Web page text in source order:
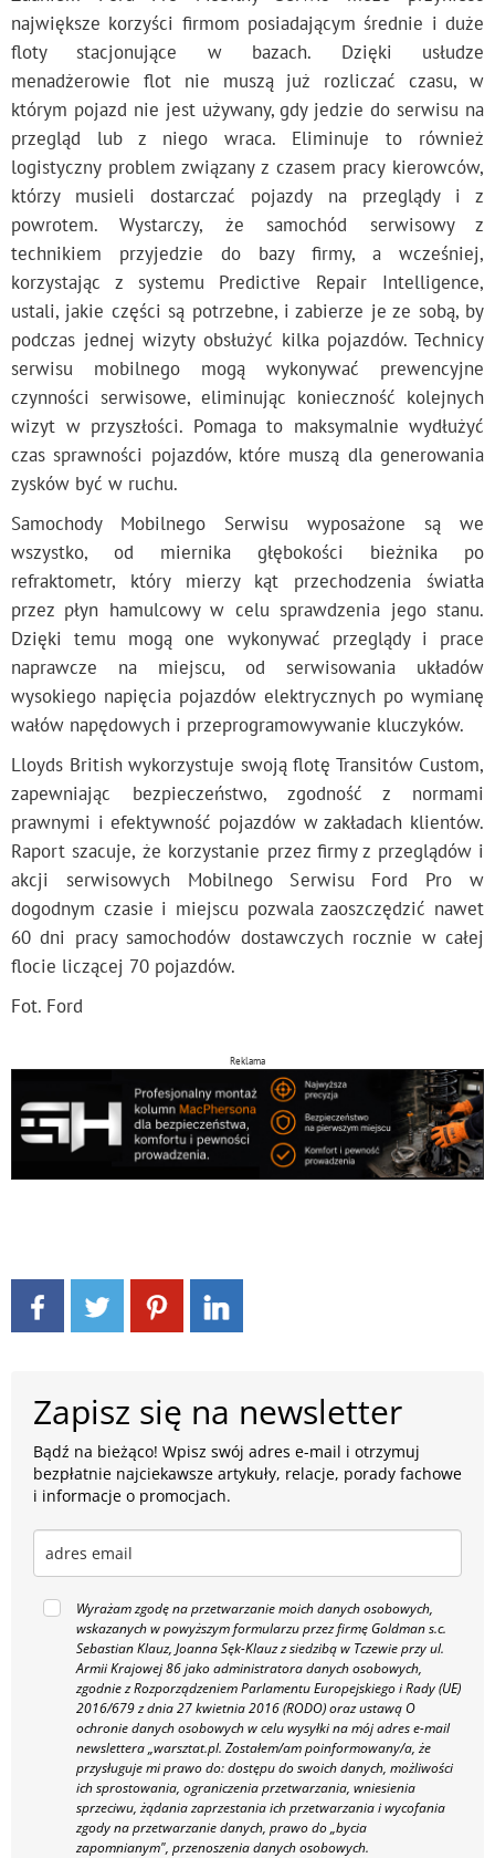
największe korzyści firmom posiadającym średnie i duże
floty stacjonujące w bazach. Dzięki usłudze
menadżerowie flot nie muszą już rozliczać czasu, w
którym pojazd nie jest używany, gdy jedzie do serwisu na
przegląd lub z niego wraca. Eliminuje to również
logistyczny problem związany z czasem pracy kierowców,
którzy musieli dostarczać pojazdy na przeglądy i z
powrotem. Wystarczy, że samochód serwisowy z
technikiem przyjedzie do bazy firmy, a wcześniej,
korzystając z systemu Predictive Repair Intelligence,
ustali, jakie części są potrzebne, i zabierze je ze sobą, by
podczas jednej wizyty obsłużyć kilka pojazdów. Technicy
serwisu mobilnego mogą wykonywać prewencyjne
czynności serwisowe, eliminując konieczność kolejnych
wizyt w przyszłości. Pomaga to maksymalnie wydłużyć
czas sprawności pojazdów, które muszą dla generowania
zysków być w ruchu.
Samochody Mobilnego Serwisu wyposażone są we
wszystko, od miernika głębokości bieżnika po
refraktometr, który mierzy kąt przechodzenia światła
przez płyn hamulcowy w celu sprawdzenia jego stanu.
Dzięki temu mogą one wykonywać przeglądy i prace
naprawcze na miejscu, od serwisowania układów
wysokiego napięcia pojazdów elektrycznych po wymianę
wałów napędowych i przeprogramowywanie kluczyków.
Lloyds British wykorzystuje swoją flotę Transitów Custom,
zapewniając bezpieczeństwo, zgodność z normami
prawnymi i efektywność pojazdów w zakładach klientów.
Raport szacuje, że korzystanie przez firmy z przeglądów i
akcji serwisowych Mobilnego Serwisu Ford Pro w
dogodnym czasie i miejscu pozwala zaoszczędzić nawet
60 dni pracy samochodów dostawczych rocznie w całej
flocie liczącej 70 pojazdów.
Fot. Ford
Reklama
Zapisz się na newsletter
Bądź na bieżąco! Wpisz swój adres e-mail i otrzymuj
bezpłatnie najciekawsze artykuły, relacje, porady fachowe
i informacje o promocjach.
Wyrażam zgodę na przetwarzanie moich danych osobowych,
wskazanych w powyższym formularzu przez firmę Goldman s.c.
Sebastian Klauz, Joanna Sęk-Klauz z siedzibą w Tczewie przy ul.
Armii Krajowej 86 jako administratora danych osobowych,
zgodnie z Rozporządzeniem Parlamentu Europejskiego i Rady (UE)
2016/679 z dnia 27 kwietnia 2016 (RODO) oraz ustawą O
ochronie danych osobowych w celu wysyłki na mój adres e-mail
newslettera „warsztat.pl. Zostałem/am poinformowany/a, że
przysługuje mi prawo do: dostępu do swoich danych, możliwości
ich sprostowania, ograniczenia przetwarzania, wniesienia
sprzeciwu, żądania zaprzestania ich przetwarzania i wycofania
zgody na przetwarzanie danych, prawo do „bycia
zapomnianym", przenoszenia danych osobowych.